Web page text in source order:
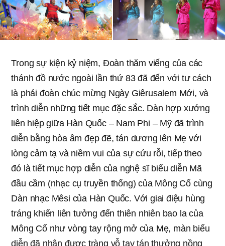
Trong sự kiện kỷ niệm, Đoàn thăm viếng của các
thánh đồ nước ngoài lần thứ 83 đã đến với tư cách
là phái đoàn chúc mừng Ngày Giêrusalem Mới, và
trình diễn những tiết mục đặc sắc. Dàn hợp xướng
liên hiệp giữa Hàn Quốc – Nam Phi – Mỹ đã trình
diễn bằng hòa âm đẹp đẽ, tán dương lên Mẹ với
lòng cảm tạ và niềm vui của sự cứu rỗi, tiếp theo
đó là tiết mục hợp diễn của nghệ sĩ biểu diễn Mã
đầu cầm (nhạc cụ truyền thống) của Mông Cổ cùng
Dàn nhạc Mêsi của Hàn Quốc. Với giai điệu hùng
tráng khiến liên tưởng đến thiên nhiên bao la của
Mông Cổ như vòng tay rộng mở của Mẹ, màn biểu
diễn đã nhận được tràng vỗ tay tán thưởng nồng